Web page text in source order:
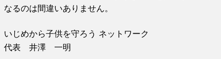
なるのは間違いありません。
いじめから子供を守ろう ネットワーク
代表 井澤 一明